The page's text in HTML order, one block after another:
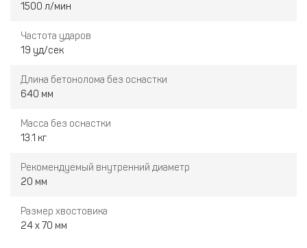
1500 л/мин
Частота ударов
19 уд/сек
Длина бетонолома без оснастки
640 мм
Масса без оснастки
13.1 кг
Рекомендуемый внутренний диаметр
20 мм
Размер хвостовика
24 x 70 мм